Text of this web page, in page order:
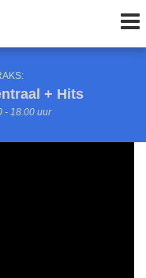
+ Hits
- 18.00 uur